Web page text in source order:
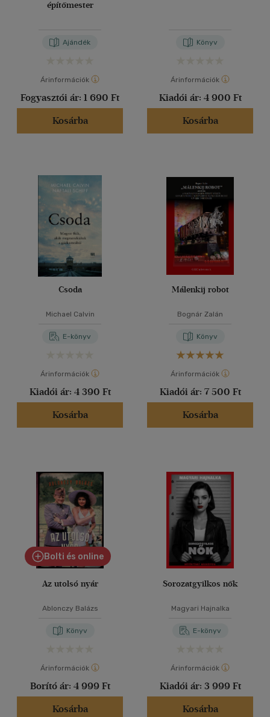
építőmester
Ajándék
Árinformációk
Fogyasztói ár: 1 690 Ft
Kosárba
Könyv
Árinformációk
Kiadói ár: 4 900 Ft
Kosárba
Csoda
Michael Calvin
E-könyv
Árinformációk
Kiadói ár: 4 390 Ft
Kosárba
Málenkij robot
Bognár Zalán
Könyv
Árinformációk
Kiadói ár: 7 500 Ft
Kosárba
Bolti és online
Az utolsó nyár
Ablonczy Balázs
Könyv
Árinformációk
Borító ár: 4 999 Ft
Kosárba
Sorozatgyilkos nők
Magyari Hajnalka
E-könyv
Árinformációk
Kiadói ár: 3 999 Ft
Kosárba